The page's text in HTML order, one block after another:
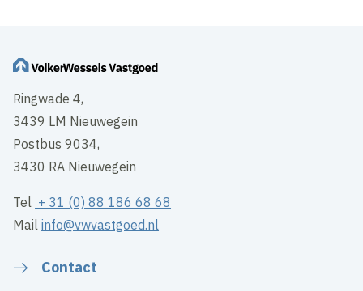
Ringwade 4,
3439 LM Nieuwegein
Postbus 9034,
3430 RA Nieuwegein
Tel + 31 (0) 88 186 68 68
Mailinfo@vwvastgoed.nl
Contact